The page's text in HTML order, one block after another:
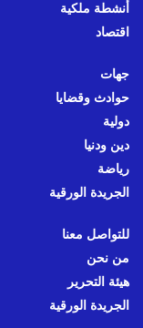
أنشطة ملكية
اقتصاد
جهات
حوادث وقضايا
دولية
دين ودنيا
رياضة
الجريدة الورقية
للتواصل معنا
من نحن
هيئة التحرير
الجريدة الورقية